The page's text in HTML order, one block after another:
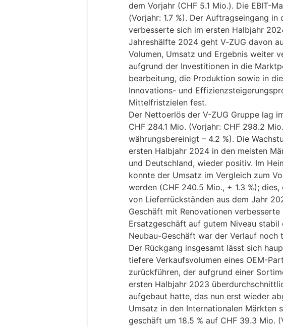
dem Vorjahr (CHF 5.1 Mio.). Die EBIT-
(Vorjahr: 1.7 %). Der Auftragseingang in
verbesserte sich im ersten Halbjahr
Jahreshälfte 2024 geht V‑ZUG davon
Volumen, Umsatz und Ergebnis weiter
aufgrund der Investitionen in die
bearbeitung, die Produktion sowie in
Innovations- und
Mittelfristzielen fest.
Der Nettoerlös der V-ZUG Gruppe lag
CHF 284.1 Mio. (Vorjahr: CHF 298.2
währungsbereinigt – 4.2 %). Die
ersten Halbjahr 2024 in den meisten
und Deutschland, wieder positiv. Im
konnte der Umsatz im Vergleich zum
werden (CHF 240.5 Mio., + 1.3 %);
von Lieferrückständen aus dem Jahr
Geschäft mit Renovationen
Ersatzgeschäft auf gutem Niveau stabil
Neubau-Geschäft war der Verlauf noch
Der Rückgang insgesamt lässt sich
tiefere Verkaufsvolumen eines OEM-
zurückführen, der aufgrund einer
ersten Halbjahr 2023
aufgebaut hatte, das nun erst wieder
Umsatz in den Internationalen Märkten
geschäft um 18.5 % auf CHF 39.3 Mio.